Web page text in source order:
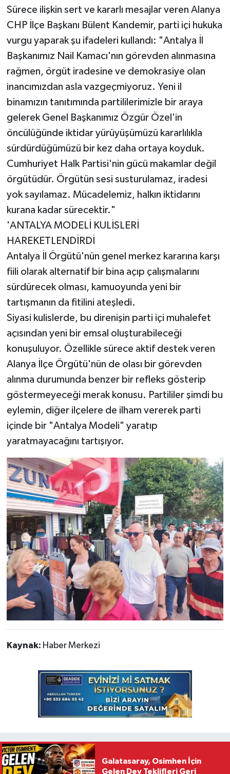
Sürece ilişkin sert ve kararlı mesajlar veren Alanya
CHP İlçe Başkanı Bülent Kandemir, parti içi hukuka
vurgu yaparak şu ifadeleri kullandı: "Antalya İl
Başkanımız Nail Kamacı'nın görevden alınmasına
rağmen, örgüt iradesine ve demokrasiye olan
inancımızdan asla vazgeçmiyoruz. Yeni il
binamızın tanıtımında partililerimizle bir araya
gelerek Genel Başkanımız Özgür Özel'in
öncülüğünde iktidar yürüyüşümüzü kararlılıkla
sürdürdüğümüzü bir kez daha ortaya koyduk.
Cumhuriyet Halk Partisi'nin gücü makamlar değil
örgütüdür. Örgütün sesi susturulamaz, iradesi
yok sayılamaz. Mücadelemiz, halkın iktidarını
kurana kadar sürecektir."
'ANTALYA MODELİ KULİSLERİ
HAREKETLENDİRDİ
Antalya İl Örgütü'nün genel merkez kararına karşı
fiili olarak alternatif bir bina açıp çalışmalarını
sürdürecek olması, kamuoyunda yeni bir
tartışmanın da fitilini ateşledi.
Siyasi kulislerde, bu direnişin parti içi muhalefet
açısından yeni bir emsal oluşturabileceği
konuşuluyor. Özellikle sürece aktif destek veren
Alanya İlçe Örgütü'nün de olası bir görevden
alınma durumunda benzer bir refleks gösterip
göstermeyeceği merak konusu. Partililer şimdi bu
eylemin, diğer ilçelere de ilham vererek parti
içinde bir "Antalya Modeli" yaratıp
yaratmayacağını tartışıyor.
Kaynak: Haber Merkezi
Galatasaray, Osimhen İçin
Gelen Dev Teklifleri Geri